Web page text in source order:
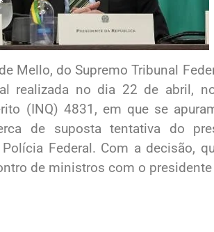
Mello, do Supremo Tribunal
realizada no dia 22 de abril,
(INQ) 4831, em que se
de suposta tentativa do
Federal. Com a decisão,
de ministros com o